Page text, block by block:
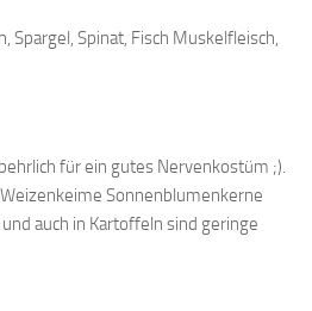
Spargel, Spinat, Fisch Muskelfleisch,
für ein gutes Nervenkostüm ;).
Sonnenblumenkerne
auch in Kartoffeln sind geringe